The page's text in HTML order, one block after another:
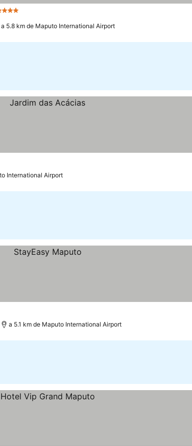
a 5.8 km de Maputo International Airport
International Airport
a 5.1 km de Maputo International Airport